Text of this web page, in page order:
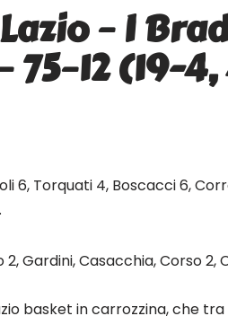
– I
(19-
6, Torquati 4, Boscacci 6,
Gardini, Casacchia, Corso 2,
basket in carrozzina, che